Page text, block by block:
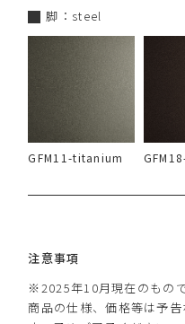
脚：steel
GFM11-titanium
注意事項
※2025年10月現在のもので
商品の仕様、価格等は予